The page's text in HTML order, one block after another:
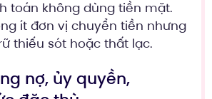
toán không dùng tiền mặt.
ít đơn vị chuyển tiền nhưng
thiếu sót hoặc thất lạc.
nợ, ủy quyền,